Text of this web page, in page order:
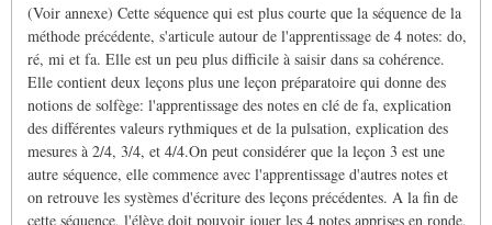
(Voir annexe) Cette séquence qui est plus courte que la séquence de la
méthode précédente, s'articule autour de l'apprentissage de 4 notes: do,
ré, mi et fa. Elle est un peu plus difficile à saisir dans sa cohérence.
Elle contient deux leçons plus une leçon préparatoire qui donne des
notions de solfège: l'apprentissage des notes en clé de fa, explication
des différentes valeurs rythmiques et de la pulsation, explication des
mesures à 2/4, 3/4, et 4/4.On peut considérer que la leçon 3 est une
autre séquence, elle commence avec l'apprentissage d'autres notes et
on retrouve les systèmes d'écriture des leçons précédentes. A la fin de
cette séquence, l'élève doit pouvoir jouer les 4 notes apprises en ronde,